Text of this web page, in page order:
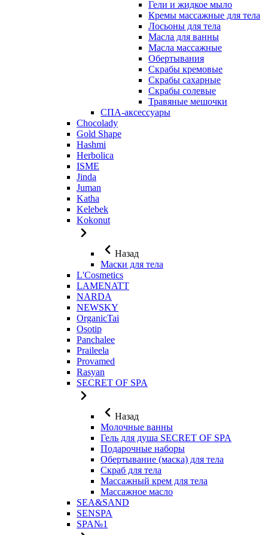
Гели и жидкое мыло
Кремы массажные для тела
Лосьоны для тела
Масла для ванны
Масла массажные
Обертывания
Скрабы кремовые
Скрабы сахарные
Скрабы солевые
Травяные мешочки
СПА-аксессуары
Chocolady
Gold Shape
Hashmi
Herbolica
ISME
Jinda
Juman
Katha
Kelebek
Kokonut
Назад
Маски для тела
L'Cosmetics
LAMENATT
NARDA
NEWSKY
OrganicTai
Osotip
Panchalee
Praileela
Provamed
Rasyan
SECRET OF SPA
Назад
Молочные ванны
Гель для душа SECRET OF SPA
Подарочные наборы
Обертывание (маска) для тела
Скраб для тела
Массажный крем для тела
Массажное масло
SEA&SAND
SENSPA
SPA№1